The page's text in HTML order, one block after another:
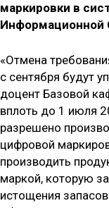
маркировки в
Информационной
«Отмена
с сентября будут
доцент Базовой
вплоть до 1 июля
разрешено
цифровой
производить
маркой, которую
истощения